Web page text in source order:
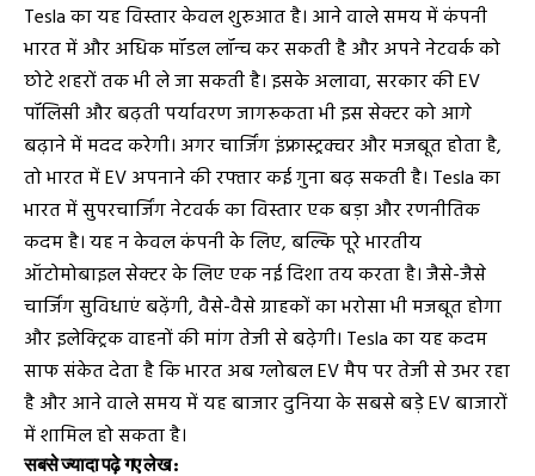
Tesla का यह विस्तार केवल शुरुआत है। आने वाले समय में कंपनी
भारत में और अधिक मॉडल लॉन्च कर सकती है और अपने नेटवर्क को
छोटे शहरों तक भी ले जा सकती है। इसके अलावा, सरकार की EV
पॉलिसी और बढ़ती पर्यावरण जागरूकता भी इस सेक्टर को आगे
बढ़ाने में मदद करेगी। अगर चार्जिंग इंफ्रास्ट्रक्चर और मजबूत होता है,
तो भारत में EV अपनाने की रफ्तार कई गुना बढ़ सकती है। Tesla का
भारत में सुपरचार्जिंग नेटवर्क का विस्तार एक बड़ा और रणनीतिक
कदम है। यह न केवल कंपनी के लिए, बल्कि पूरे भारतीय
ऑटोमोबाइल सेक्टर के लिए एक नई दिशा तय करता है। जैसे-जैसे
चार्जिंग सुविधाएं बढ़ेंगी, वैसे-वैसे ग्राहकों का भरोसा भी मजबूत होगा
और इलेक्ट्रिक वाहनों की मांग तेजी से बढ़ेगी। Tesla का यह कदम
साफ संकेत देता है कि भारत अब ग्लोबल EV मैप पर तेजी से उभर रहा
है और आने वाले समय में यह बाजार दुनिया के सबसे बड़े EV बाजारों
में शामिल हो सकता है।
सबसे ज्यादा पढ़े गए लेख :